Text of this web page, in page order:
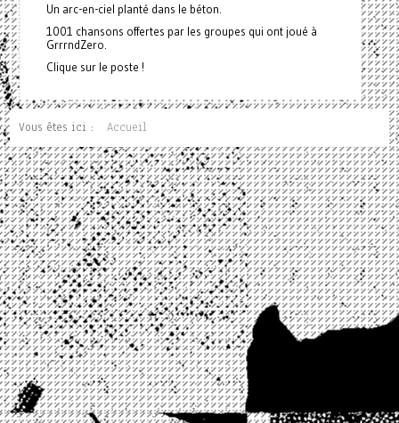
Un arc-en-ciel planté dans le béton.
1001 chansons offertes par les groupes qui ont joué à
GrrrndZero.
Clique sur le poste !
Vous êtes ici : Accueil